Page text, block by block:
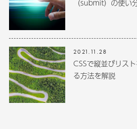
（submit）の使い
2021.11.28
CSSで縦並びリス
る方法を解説